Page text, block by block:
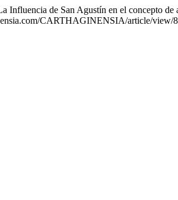
Influencia de San Agustín en el concepto
CARTHAGINENSIA/article/view/